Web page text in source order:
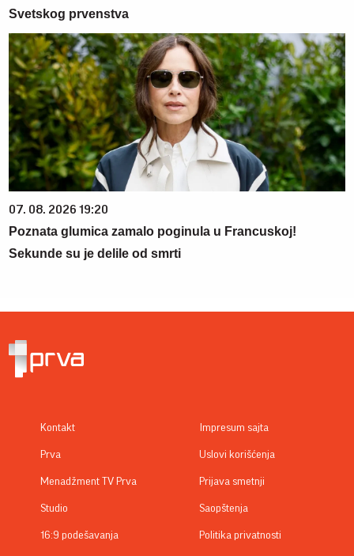
Svetskog prvenstva
07. 08. 2026 19:20
Poznata glumica zamalo poginula u Francuskoj!
Sekunde su je delile od smrti
Kontakt
Prva
Menadžment TV Prva
Studio
16:9 podešavanja
Impresum sajta
Uslovi korišćenja
Prijava smetnji
Saopštenja
Politika privatnosti